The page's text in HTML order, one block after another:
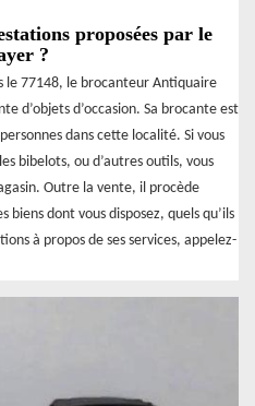
proposées par le
?
le 77148, le brocanteur Antiquaire
d’objets d’occasion. Sa brocante est
dans cette localité. Si vous
bibelots, ou d’autres outils, vous
Outre la vente, il procède
biens dont vous disposez, quels qu’ils
à propos de ses services, appelez-